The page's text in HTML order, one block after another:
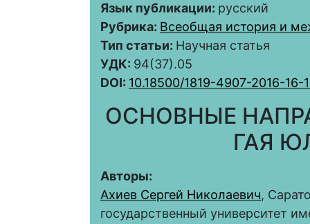
Язык публикации: русский
Рубрика: Всеобщая история и
Тип статьи: Научная статья
УДК: 94(37).05
DOI: 10.18500/1819-4907-2016-
ОСНОВНЫЕ
ГАЯ
Авторы:
Ахиев Сергей Николаевич,
государственный университет